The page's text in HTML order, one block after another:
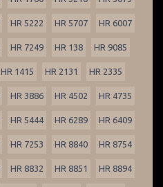
HR 5222 HR 5707 HR 6007
HR 7249 HR 138 HR 9085
HR 1415 HR 2131 HR 2335
HR 3886 HR 4502 HR 4735
HR 5444 HR 6289 HR 6409
HR 7253 HR 8840 HR 8754
HR 8832 HR 8851 HR 8894